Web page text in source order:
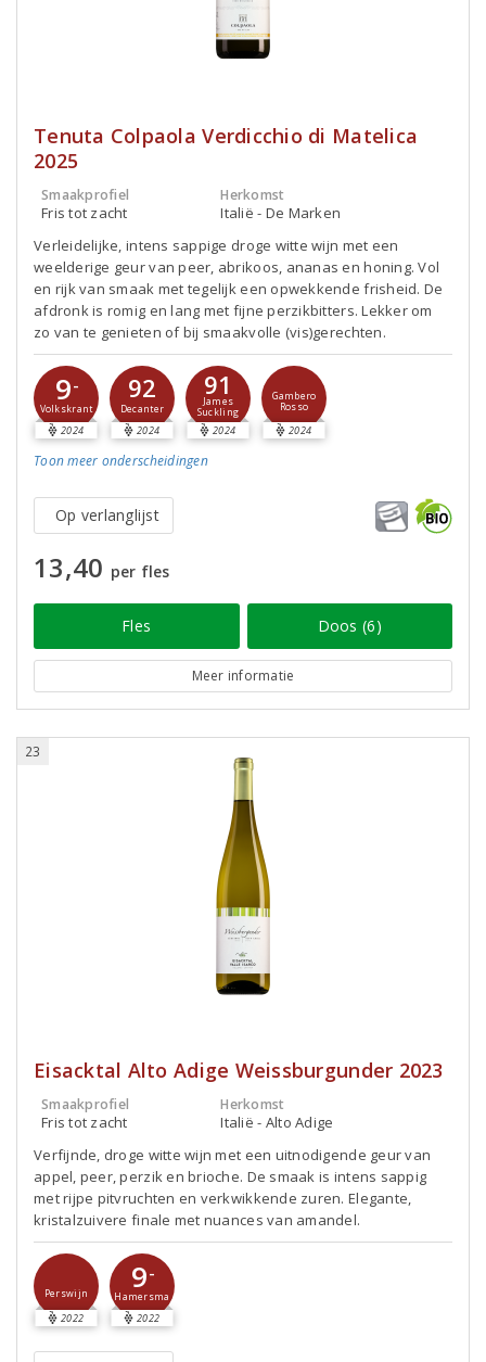
Tenuta Colpaola Verdicchio di Matelica
2025
Smaakprofiel
Fris tot zacht
Herkomst
Italië - De Marken
Verleidelijke, intens sappige droge witte wijn met een
weelderige geur van peer, abrikoos, ananas en honing. Vol
en rijk van smaak met tegelijk een opwekkende frisheid. De
afdronk is romig en lang met fijne perzikbitters. Lekker om
zo van te genieten of bij smaakvolle (vis)gerechten.
9-
Volkskrant
2024
92
Decanter
2024
91
James
Suckling
2024
Gambero
Rosso
2024
Toon meer onderscheidingen
Op verlanglijst
13,40 per fles
Fles Doos (6)
Meer informatie
23
Eisacktal Alto Adige Weissburgunder 2023
Smaakprofiel
Fris tot zacht
Herkomst
Italië - Alto Adige
Verfijnde, droge witte wijn met een uitnodigende geur van
appel, peer, perzik en brioche. De smaak is intens sappig
met rijpe pitvruchten en verkwikkende zuren. Elegante,
kristalzuivere finale met nuances van amandel.
Perswijn
2022
9-
Hamersma
2022